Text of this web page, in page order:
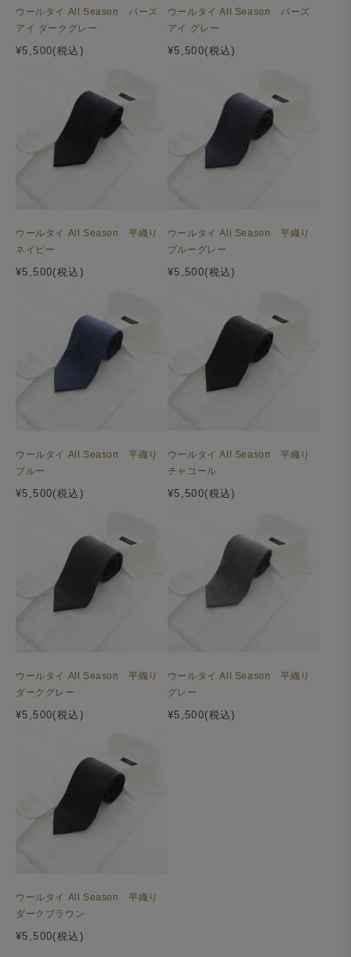
ウールタイ All Season バーズ
アイ ダークグレー
¥5,500(税込)
ウールタイ All Season バーズ
アイ グレー
¥5,500(税込)
ウールタイ All Season 平織り
ネイビー
¥5,500(税込)
ウールタイ All Season 平織り
ブルーグレー
¥5,500(税込)
ウールタイ All Season 平織り
ブルー
¥5,500(税込)
ウールタイ All Season 平織り
チャコール
¥5,500(税込)
ウールタイ All Season 平織り
ダークグレー
¥5,500(税込)
ウールタイ All Season 平織り
グレー
¥5,500(税込)
ウールタイ All Season 平織り
ダークブラウン
¥5,500(税込)